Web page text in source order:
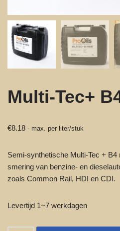
Multi-Tec+
€8.18 - max. per liter/stuk
Semi-synthetische Multi-Tec +
smering van benzine- en
zoals Common Rail, HDI en CDI.
Levertijd 1~7 werkdagen